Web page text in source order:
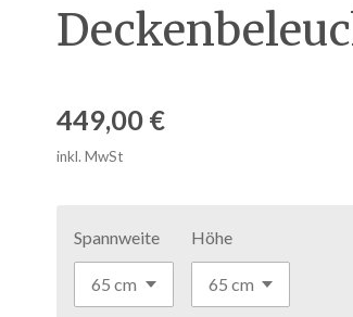
449,00 €
inkl. MwSt
Spannweite Höhe